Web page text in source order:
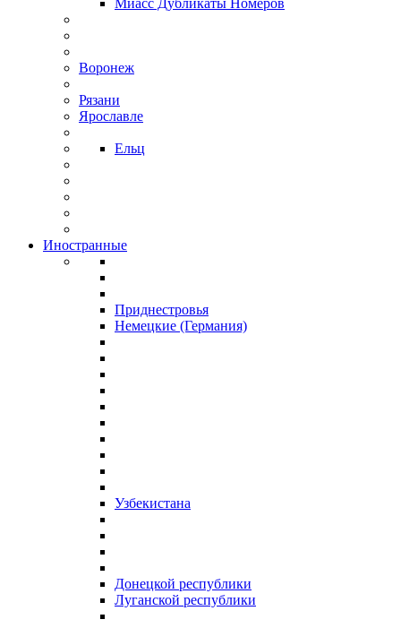
Миасс Дубликаты Номеров
Воронеж
Рязани
Ярославле
Ельц
Иностранные
Приднестровья
Немецкие (Германия)
Узбекистана
Донецкой республики
Луганской республики